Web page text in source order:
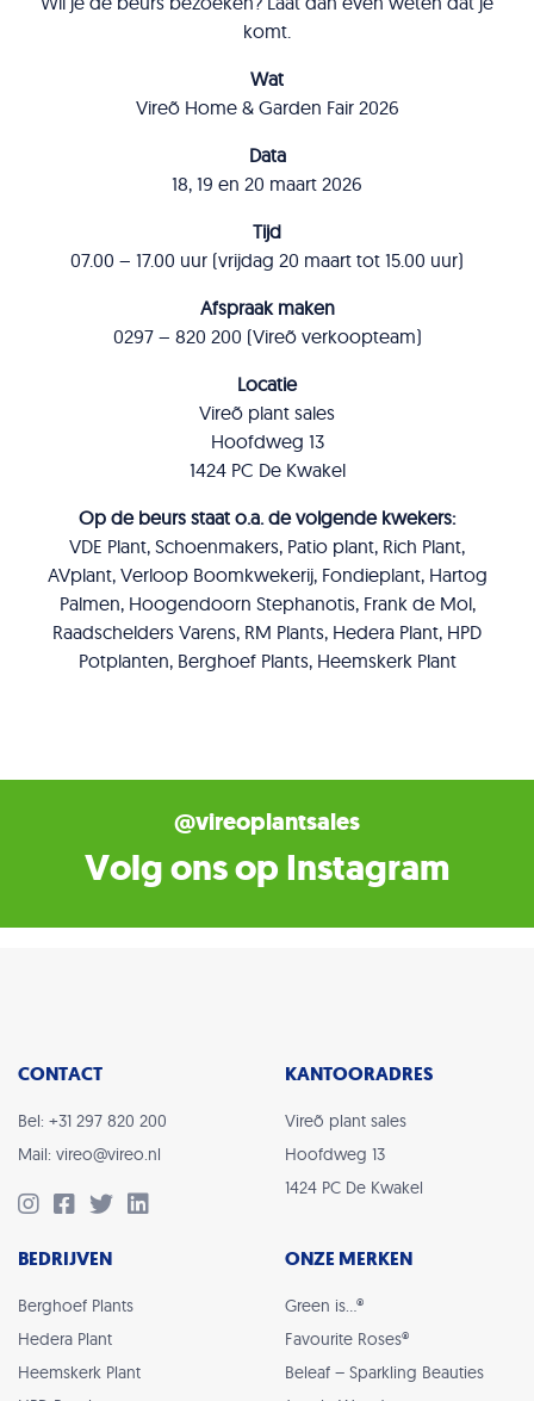
komt.
Wat
Vireõ Home & Garden Fair 2026
Data
18, 19 en 20 maart 2026
Tijd
07.00 – 17.00 uur (vrijdag 20 maart tot 15.00 uur)
Afspraak maken
0297 – 820 200 (Vireõ verkoopteam)
Locatie
Vireõ plant sales
Hoofdweg 13
1424 PC De Kwakel
Op de beurs staat o.a. de volgende kwekers:
VDE Plant, Schoenmakers, Patio plant, Rich Plant,
AVplant, Verloop Boomkwekerij, Fondieplant, Hartog
Palmen, Hoogendoorn Stephanotis, Frank de Mol,
Raadschelders Varens, RM Plants, Hedera Plant, HPD
Potplanten, Berghoef Plants, Heemskerk Plant
@vireoplantsales
Volg ons op Instagram
CONTACT
Bel: +31 297 820 200
Mail: vireo@vireo.nl
KANTOORADRES
Vireõ plant sales
Hoofdweg 13
1424 PC De Kwakel
BEDRIJVEN
Berghoef Plants
Hedera Plant
Heemskerk Plant
ONZE MERKEN
Green is…®
Favourite Roses®
Beleaf – Sparkling Beauties